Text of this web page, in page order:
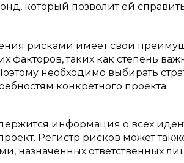
который позволит ей
рисками имеет свои
факторов, таких как степень
необходимо выбирать
конкретного проекта.
информация о всех
Регистр рисков может
назначенных ответственных